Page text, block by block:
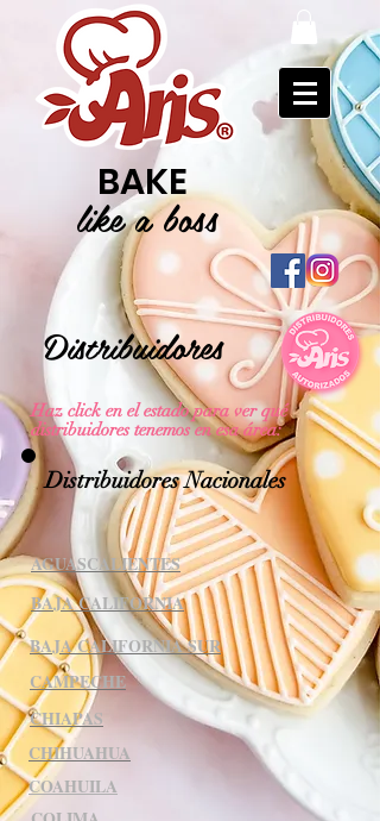
BAKE
like a boss
Distribuidores
Haz click en el estado para ver qué
distribuidores tenemos en esa área:
Distribuidores Nacionales
AGUASCALIENTES
BAJA CALIFORNIA
BAJA CALIFORNIA SUR
CAMPECHE
CHIAPAS
CHIHUAHUA
COAHUILA